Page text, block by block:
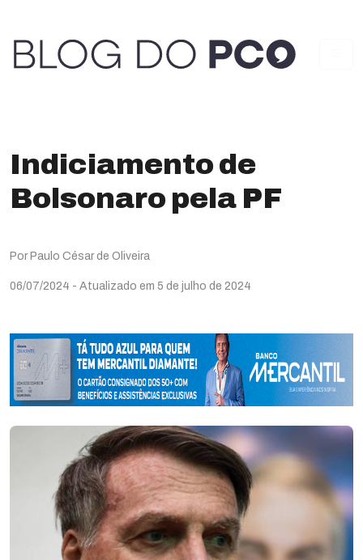
Indiciamento de
Bolsonaro pela PF
Por Paulo César de Oliveira
06/07/2024 - Atualizado em 5 de julho de 2024